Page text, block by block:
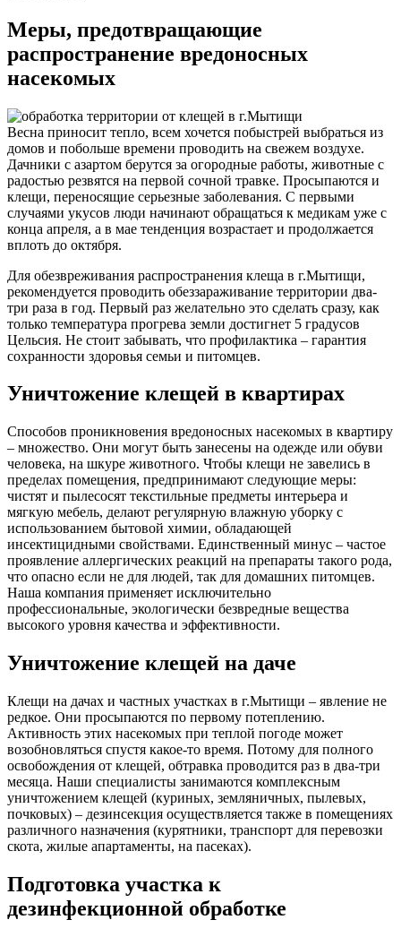
Меры, предотвращающие
распространение вредоносных
насекомых
Весна приносит тепло, всем хочется побыстрей выбраться из
домов и побольше времени проводить на свежем воздухе.
Дачники с азартом берутся за огородные работы, животные с
радостью резвятся на первой сочной травке. Просыпаются и
клещи, переносящие серьезные заболевания. С первыми
случаями укусов люди начинают обращаться к медикам уже с
конца апреля, а в мае тенденция возрастает и продолжается
вплоть до октября.
Для обезвреживания распространения клеща в г.Мытищи,
рекомендуется проводить обеззараживание территории два-
три раза в год. Первый раз желательно это сделать сразу, как
только температура прогрева земли достигнет 5 градусов
Цельсия. Не стоит забывать, что профилактика – гарантия
сохранности здоровья семьи и питомцев.
Уничтожение клещей в квартирах
Способов проникновения вредоносных насекомых в квартиру
– множество. Они могут быть занесены на одежде или обуви
человека, на шкуре животного. Чтобы клещи не завелись в
пределах помещения, предпринимают следующие меры:
чистят и пылесосят текстильные предметы интерьера и
мягкую мебель, делают регулярную влажную уборку с
использованием бытовой химии, обладающей
инсектицидными свойствами. Единственный минус – частое
проявление аллергических реакций на препараты такого рода,
что опасно если не для людей, так для домашних питомцев.
Наша компания применяет исключительно
профессиональные, экологически безвредные вещества
высокого уровня качества и эффективности.
Уничтожение клещей на даче
Клещи на дачах и частных участках в г.Мытищи – явление не
редкое. Они просыпаются по первому потеплению.
Активность этих насекомых при теплой погоде может
возобновляться спустя какое-то время. Потому для полного
освобождения от клещей, обтравка проводится раз в два-три
месяца. Наши специалисты занимаются комплексным
уничтожением клещей (куриных, земляничных, пылевых,
почковых) – дезинсекция осуществляется также в помещениях
различного назначения (курятники, транспорт для перевозки
скота, жилые апартаменты, на пасеках).
Подготовка участка к
дезинфекционной обработке